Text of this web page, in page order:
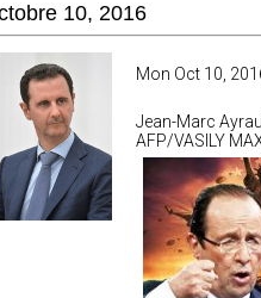
10, 2016
Mon Oct 10,
Jean-Marc
AFP/VASILY